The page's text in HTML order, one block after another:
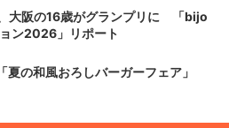
大阪の16歳がグランプリに 「bijo
ン2026」リポート
の和風おろしバーガーフェア」